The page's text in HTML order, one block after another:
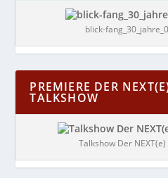
blick-
PREMIERE DER
TALKSHOW
Talkshow Der